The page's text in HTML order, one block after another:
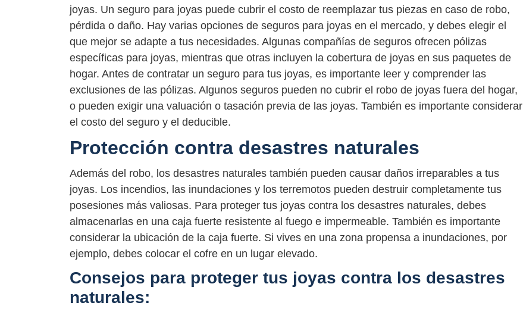
joyas. Un seguro para joyas puede cubrir el costo de reemplazar tus piezas en caso de robo,
pérdida o daño. Hay varias opciones de seguros para joyas en el mercado, y debes elegir el
que mejor se adapte a tus necesidades. Algunas compañías de seguros ofrecen pólizas
específicas para joyas, mientras que otras incluyen la cobertura de joyas en sus paquetes de
hogar. Antes de contratar un seguro para tus joyas, es importante leer y comprender las
exclusiones de las pólizas. Algunos seguros pueden no cubrir el robo de joyas fuera del hogar,
o pueden exigir una valuación o tasación previa de las joyas. También es importante considerar
el costo del seguro y el deducible.
Protección contra desastres naturales
Además del robo, los desastres naturales también pueden causar daños irreparables a tus
joyas. Los incendios, las inundaciones y los terremotos pueden destruir completamente tus
posesiones más valiosas. Para proteger tus joyas contra los desastres naturales, debes
almacenarlas en una caja fuerte resistente al fuego e impermeable. También es importante
considerar la ubicación de la caja fuerte. Si vives en una zona propensa a inundaciones, por
ejemplo, debes colocar el cofre en un lugar elevado.
Consejos para proteger tus joyas contra los desastres
naturales: